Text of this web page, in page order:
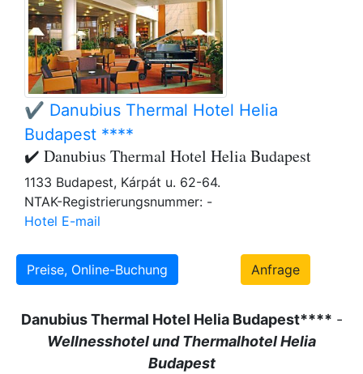
✔️ Danubius Thermal Hotel Helia
Budapest ****
✔️ Danubius Thermal Hotel Helia Budapest
1133 Budapest, Kárpát u. 62-64.
NTAK-Registrierungsnummer: -
Hotel E-mail
Preise, Online-Buchung Anfrage
Danubius Thermal Hotel Helia Budapest**** -
Wellnesshotel und Thermalhotel Helia
Budapest